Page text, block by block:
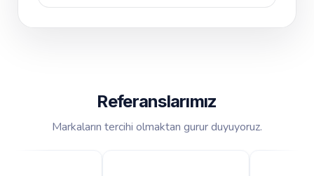
Referanslarımız
Markaların tercihi olmaktan gurur duyuyoruz.